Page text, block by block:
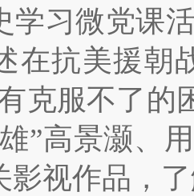
学习微党课
在抗美援朝
克服不了的
”高景灏、
影视作品，